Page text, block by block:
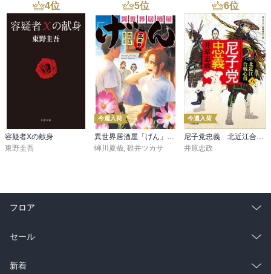
4位
容疑者Xの献身
東野圭吾
5位
今週入荷
蝉川夏哉 碓井ツカサ
6位
今週入荷
井原忠政
フロア
総合
ラノベ
セール
総合
新着